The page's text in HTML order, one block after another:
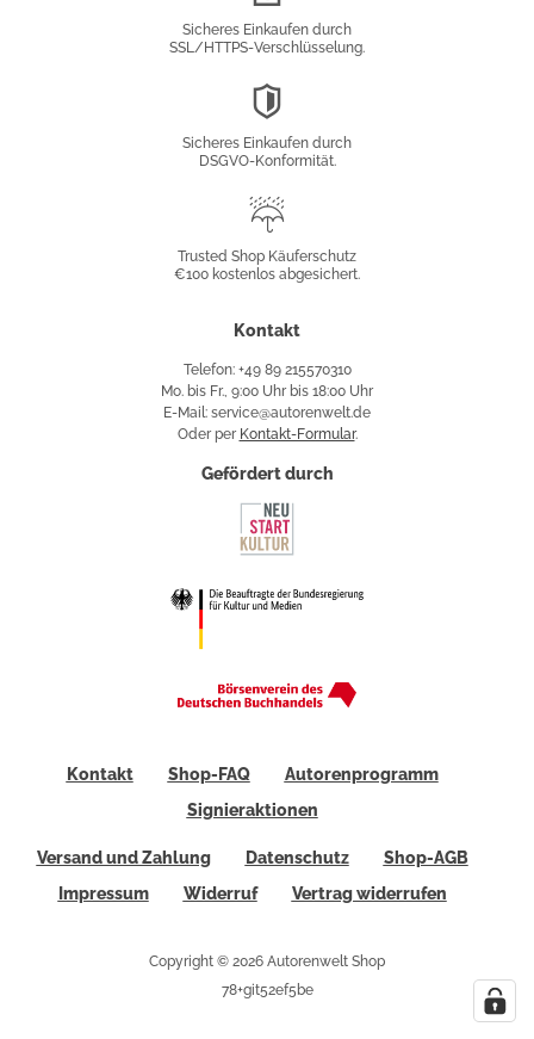
Sicheres Einkaufen durch
SSL/HTTPS-Verschlüsselung.
Sicheres Einkaufen durch
DSGVO-Konformität.
Käuferschutz
Trusted Shop Käuferschutz
€100 kostenlos abgesichert.
Kontakt
Telefon: +49 89 215570310
Mo. bis Fr., 9:00 Uhr bis 18:00 Uhr
E-Mail: service@autorenwelt.de
Oder per Kontakt-Formular.
Gefördert durch
Kontakt Shop-FAQ
Autorenprogramm
Signieraktionen
Versand und Zahlung Datenschutz
Shop-AGB
Impressum
Widerruf Vertrag widerrufen
Copyright © 2026 Autorenwelt Shop
78+git52ef5be